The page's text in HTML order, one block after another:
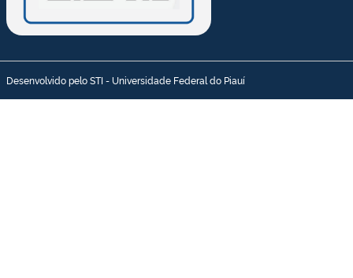
Desenvolvido pelo STI - Universidade Federal do Piauí